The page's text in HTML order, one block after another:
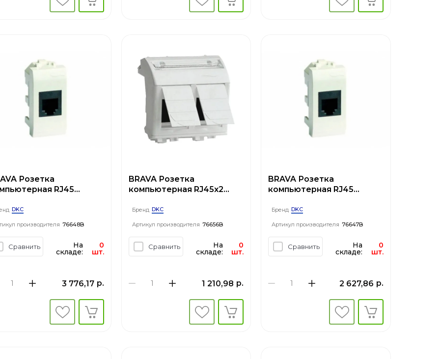
Розетка
RJ45
DKC
производителя 76648B
Сравнить На
складе:
0
шт.
3 776,17 р.
BRAVA Розетка
компьютерная RJ45х2
PcNet белая
Бренд DKC
Артикул производителя 76656B
Сравнить На
складе:
0
шт.
1 210,98 р.
BRAVA Розетка
компьютерная RJ45
экранированная белая
Бренд DKC
Артикул производителя 76647B
Сравнить На
складе:
0
шт.
2 627,86 р.